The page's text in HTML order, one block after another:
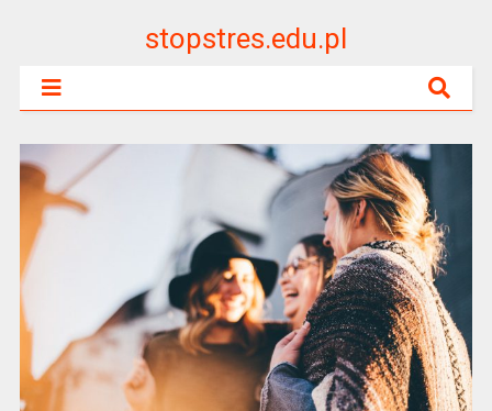
stopstres.edu.pl